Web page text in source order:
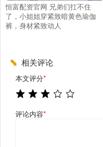
恒富配资官网 兄弟们扛不住
了，小姐姐穿紧致暗黄色瑜伽
裤，身材紧致动人
相关评论
本文评分*
评论内容*